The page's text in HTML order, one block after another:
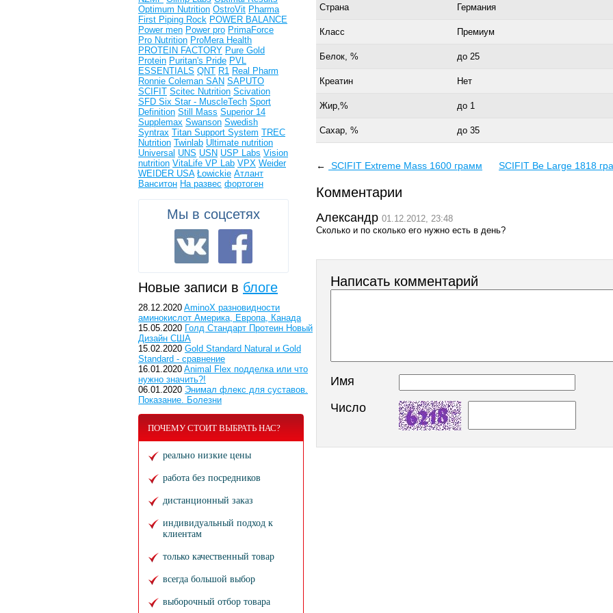
Страна Германия
Класс Премиум
Белок, % до 25
Креатин Нет
Жир,% до 1
Сахар, % до 35
← SCIFIT Extreme Mass 1600 грамм SCIFIT Be Large 1818
Комментарии
Александр 01.12.2012, 23:48
Сколько и по сколько его нужно есть в день?
Написать комментарий
Имя
Число
Optimum Nutrition OstroVit Pharma
First Piping Rock POWER BALANCE
Power men Power pro PrimaForce
Pro Nutrition ProMera Health
PROTEIN FACTORY Pure Gold
Protein Puritan's Pride PVL
ESSENTIALS QNT R1 Real Pharm
Ronnie Coleman SAN SAPUTO
SCIFIT Scitec Nutrition Scivation
SFD Six Star - MuscleTech Sport
Definition Still Mass Superior 14
Supplemax Swanson Swedish
Syntrax Titan Support System TREC
Nutrition Twinlab Ultimate nutrition
Universal UNS USN USP Labs Vision
nutrition VitaLife VP Lab VPX Weider
WEIDER USA Łowickie Атлант
Ванситон На развес фортоген
Мы в соцсетях
Новые записи в блоге
28.12.2020 AminoX разновидности
аминокислот Америка, Европа, Канада
15.05.2020 Голд Стандарт Протеин Новый
Дизайн США
15.02.2020 Gold Standard Natural и Gold
Standard - сравнение
16.01.2020 Animal Flex подделка или что
нужно значить?!
06.01.2020 Энимал флекс для суставов.
Показание. Болезни
ПОЧЕМУ СТОИТ ВЫБРАТЬ НАС?
реально низкие цены
работа без посредников
дистанционный заказ
индивидуальный подход к
клиентам
только качественный товар
всегда большой выбор
выборочный отбор товара